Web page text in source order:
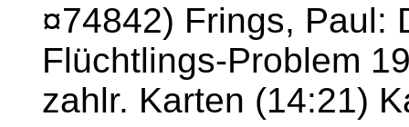
¤74842) Frings, Paul:
Flüchtlings-Problem
zahlr. Karten (14:21)